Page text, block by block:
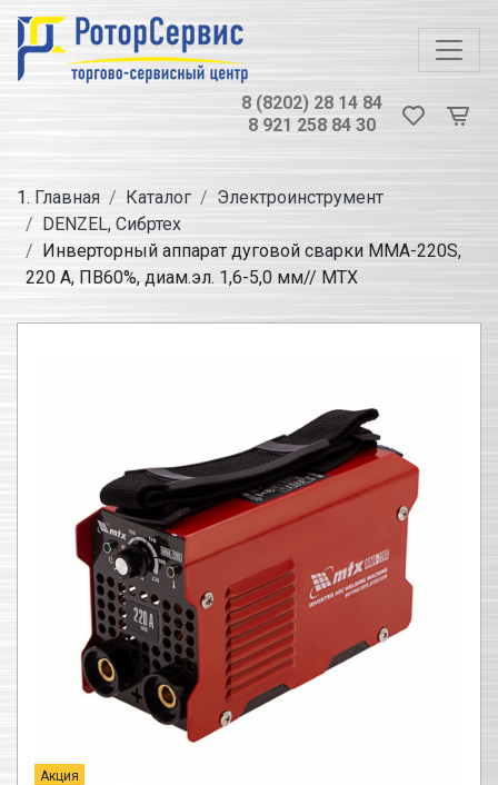
8 (8202) 28 14 84
8 921 258 84 30
Главная Каталог
Электроинструмент
DENZEL, Сибртех
Инверторный аппарат дуговой сварки MMA-220S,
220 А, ПВ60%, диам.эл. 1,6-5,0 мм// MTX
Акция